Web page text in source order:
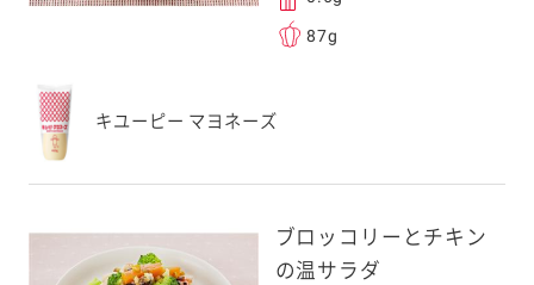
87g
キユーピー マヨネーズ
ブロッコリーとチキン
の温サラダ